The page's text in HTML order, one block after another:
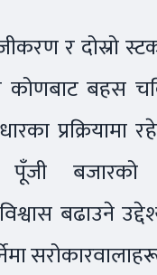
र दोस्रो
कोणबाट बहस
प्रक्रियामा
पूँजी
बढाउने